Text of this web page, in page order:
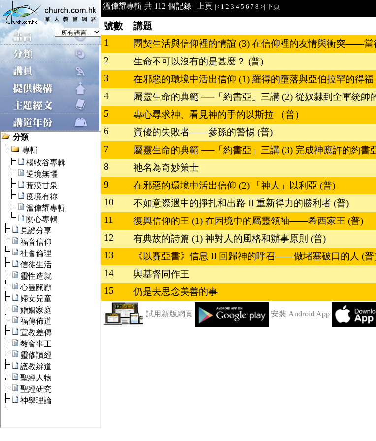
溫偉耀專輯 共 112 個記錄 | 上頁 |< 1 2 3 4 5 6 7 8 >| 下頁
號數 講題
1
團契生活與信仰裡的情誼 (3) 在信仰裡的友情與衝突——當
2
生命不可以沒有的是甚麼？ (普)
3
在邪惡的環境中活出信仰 (1) 羅得的墮落與亞伯拉罕的得福
4
屬靈生命的典範 ──「約書亞」三講 (2) 從奴隸到全軍統帥
5
專心尋求神、看見神的手的以斯拉 （普）
6
資優的失敗者——參孫的警惕 (普)
7
屬靈生命的典範 ──「約書亞」三講 (3) 完成神應許的約書
8
祂名為奇妙策士
9
在邪惡的環境中活出信仰 (2) 「神人」以利亞 (普)
10
不如意際遇中的掙扎和出路 II 重新得力的勝利者 (普)
11
復興信仰的王 (1) 在困境中的屬靈領袖——希西家王 (普)
12
有典故的詩篇 (1) 神對人的風格和辦事原則 (普)
13
《以賽亞書》信息 II 回歸神的呼召——做堵塞破口的人 (普
14
與基督同作王
15
仍是去思念美善的事
試用新版網頁 安裝 Android App